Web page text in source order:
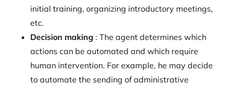
initial training, organizing introductory meetings,
etc.
Decision making : The agent determines which
actions can be automated and which require
human intervention. For example, he may decide
to automate the sending of administrative